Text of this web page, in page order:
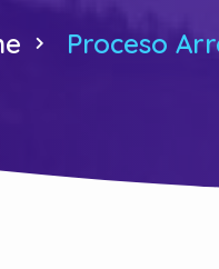
Proceso